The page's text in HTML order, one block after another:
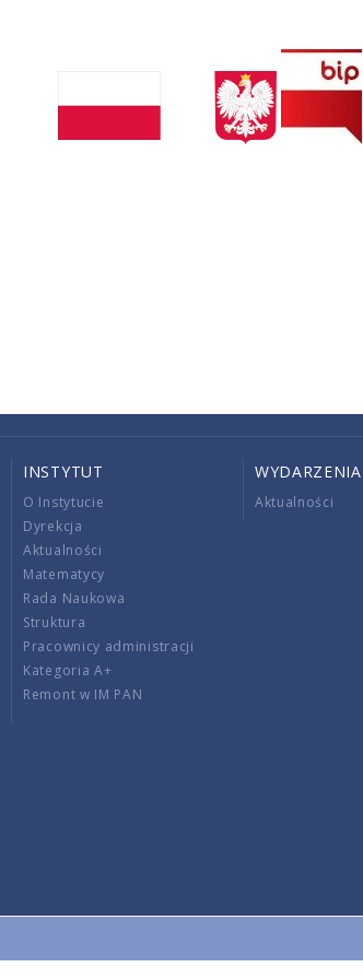
INSTYTUT
O Instytucie
Dyrekcja
Aktualności
Matematycy
Rada Naukowa
Struktura
Pracownicy administracji
Kategoria A+
Remont w IM PAN
WYDARZENIA
Aktualności